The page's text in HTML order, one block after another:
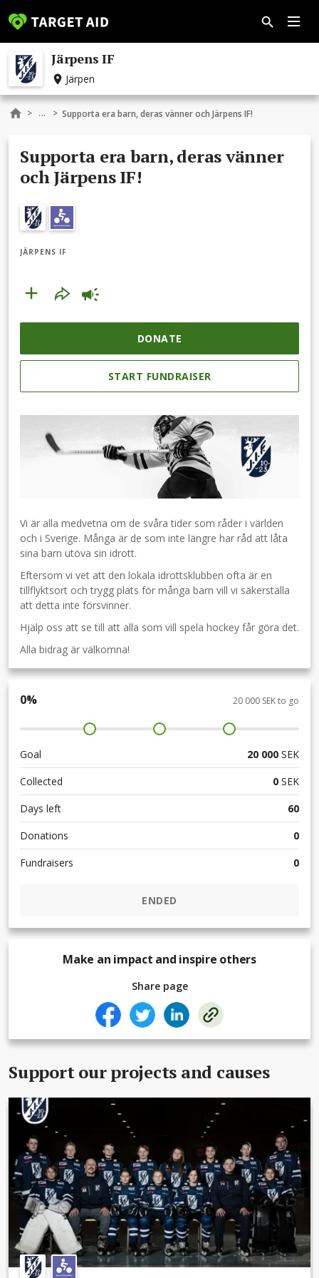
Järpens IF
Järpen
> ... > Supporta era barn, deras vänner och Järpens IF!
Supporta era barn, deras vänner
och Järpens IF!
JÄRPENS IF
DONATE
START FUNDRAISER
Vi är alla medvetna om de svåra tider som råder i världen
och i Sverige. Många är de som inte längre har råd att låta
sina barn utöva sin idrott.
Eftersom vi vet att den lokala idrottsklubben ofta är en
tillflyktsort och trygg plats för många barn vill vi säkerställa
att detta inte försvinner.
Hjälp oss att se till att alla som vill spela hockey får göra det.
Alla bidrag är välkomna!
0% 20 000 SEK to go
Goal 20 000 SEK
Collected
0 SEK
Days left
60
Donations
0
Fundraisers
0
ENDED
Make an impact and inspire others
Share page
Support our projects and causes